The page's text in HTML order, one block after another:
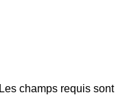
Les champs requis sont